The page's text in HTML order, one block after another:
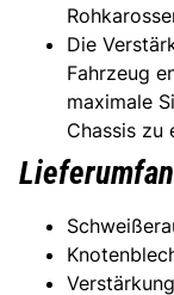
Die
Fahrzeug
maximale
Chassis zu